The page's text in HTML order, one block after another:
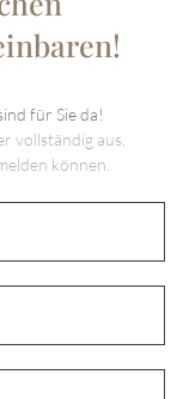
für Sie da!
vollständig aus,
können.